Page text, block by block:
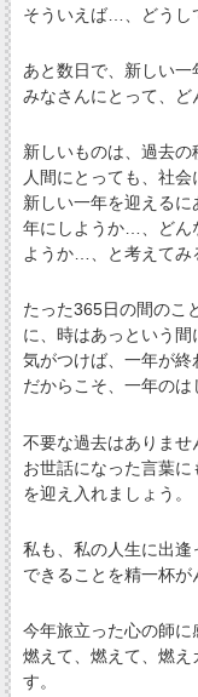
そういえば…、どうし
あと数日で、新しい一
みなさんにとって、ど
新しいものは、過去の
人間にとっても、社会
新しい一年を迎える
年にしようか…、どん
ようか…、と考えてみ
たった365日の間のこ
に、時はあっという間
気がつけば、一年が終
だからこそ、一年のは
不要な過去はありませ
お世話になった言葉
を迎え入れましょう。
私も、私の人生に出逢
できることを精一杯が
今年旅立った心の師に
燃えて、燃えて、燃
す。